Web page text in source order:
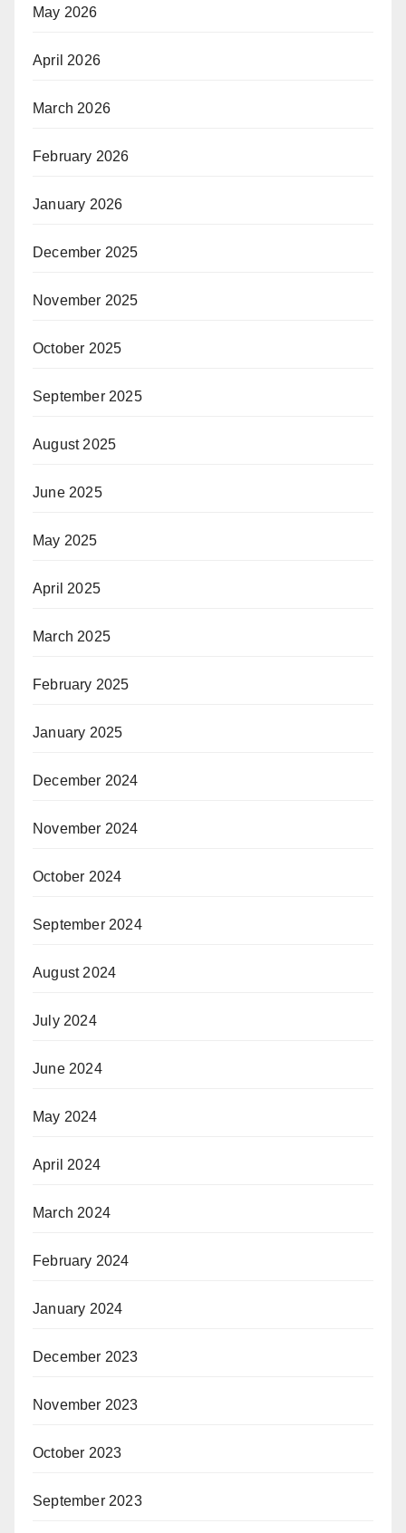
May 2026
April 2026
March 2026
February 2026
January 2026
December 2025
November 2025
October 2025
September 2025
August 2025
June 2025
May 2025
April 2025
March 2025
February 2025
January 2025
December 2024
November 2024
October 2024
September 2024
August 2024
July 2024
June 2024
May 2024
April 2024
March 2024
February 2024
January 2024
December 2023
November 2023
October 2023
September 2023